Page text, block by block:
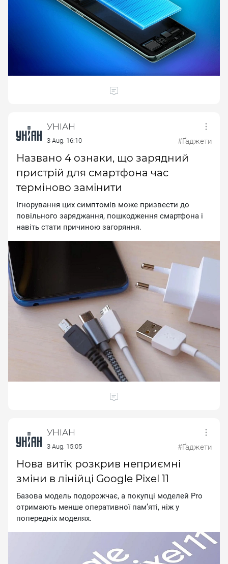
УНІАН
3 Aug. 16:10 #Ґаджети
Названо 4 ознаки, що зарядний
пристрій для смартфона час
терміново замінити
Ігнорування цих симптомів може призвести до
повільного заряджання, пошкодження смартфона і
навіть стати причиною загоряння.
УНІАН
3 Aug. 15:05 #Ґаджети
Нова витік розкрив неприємні
зміни в лінійці Google Pixel 11
Базова модель подорожчає, а покупці моделей Рrо
отримають менше оперативної пам’яті, ніж у
попередніх моделях.